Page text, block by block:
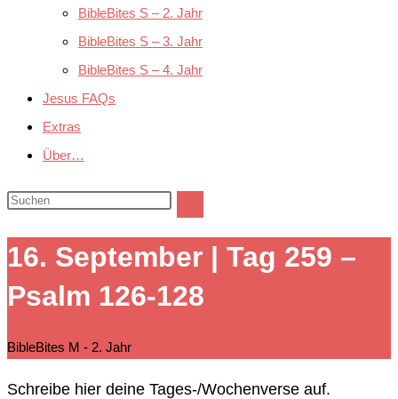
BibleBites S – 2. Jahr
BibleBites S – 3. Jahr
BibleBites S – 4. Jahr
Jesus FAQs
Extras
Über…
Diese
durchsuchen
16. September | Tag 259 –
Psalm 126-128
BibleBites M - 2. Jahr
Schreibe hier deine Tages-/Wochenverse auf.